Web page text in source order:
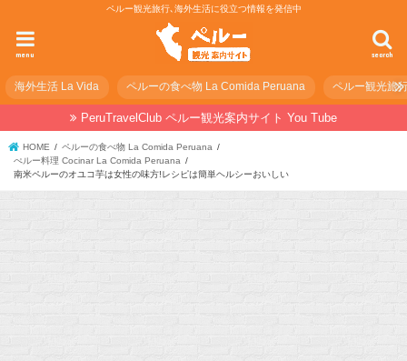
ペルー観光旅行､海外生活に役立つ情報を発信中
search
menu
海外生活 La Vida ペルーの食べ物 La Comida Peruana ペルー観光旅
PeruTravelClub ペルー観光案内サイト You Tube
HOME
ペルーの食べ物 La Comida Peruana
ぺルー料理 Cocinar La Comida Peruana
南米ペルーのオユコ芋は女性の味方!レシピは簡単ヘルシーおいしい